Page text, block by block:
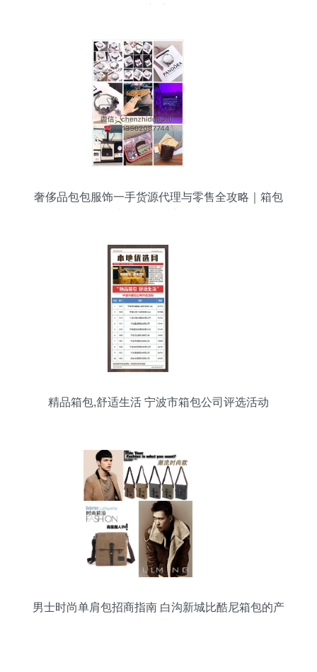
奢侈品包包服饰一手货源代理与零售全攻略｜箱包
精品箱包,舒适生活 宁波市箱包公司评选活动
男士时尚单肩包招商指南 白沟新城比酷尼箱包的产